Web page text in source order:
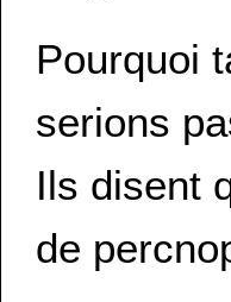
Pourquoi
serions
Ils disent
de